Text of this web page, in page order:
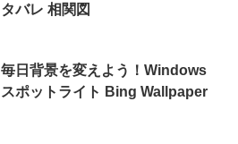
タバレ 相関図
毎日背景を変えよう！Windows
スポットライト Bing Wallpaper